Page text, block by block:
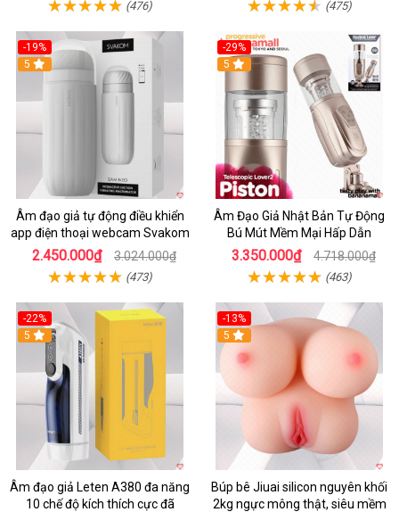
(476) (475)
-19%
5
Âm đạo giả tự động điều khiển
app điện thoại webcam Svakom
2.450.000₫ 3.024.000₫
(473)
-29%
5
Âm Đạo Giả Nhật Bản Tự Động
Bú Mút Mềm Mại Hấp Dẫn
3.350.000₫ 4.718.000₫
(463)
-22%
5
Âm đạo giả Leten A380 đa năng
10 chế độ kích thích cực đã
-13%
5
Búp bê Jiuai silicon nguyên khối
2kg ngực mông thật, siêu mềm